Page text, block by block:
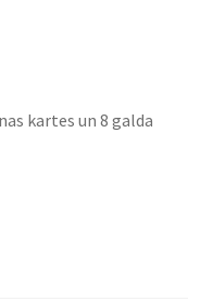
kartes un 8 galda